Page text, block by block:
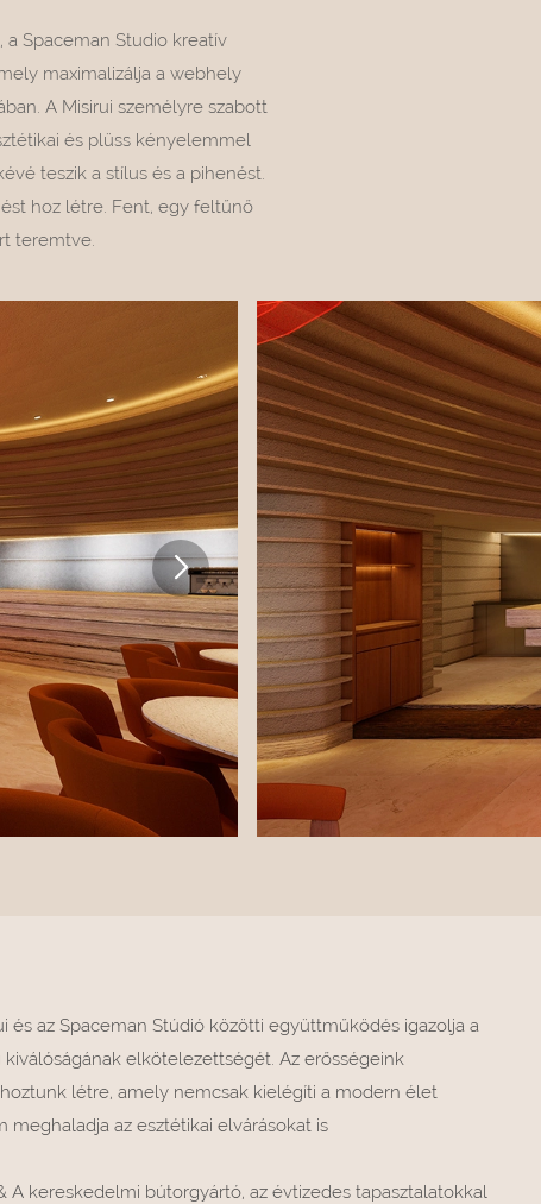
Spaceman Studio kreatív
maximalizálja a webhely
A Misirui személyre szabott
és plüss kényelemmel
teszik a stílus és a pihenést.
hoz létre. Fent, egy feltűnő
teremtve.
és az Spaceman Stúdió közötti együttműködés igazolja a
elkötelezettségét. Az erősségeink
létre, amely nemcsak kielégíti a modern élet
meghaladja az esztétikai elvárásokat is
kereskedelmi bútorgyártó, az évtizedes tapasztalatokkal